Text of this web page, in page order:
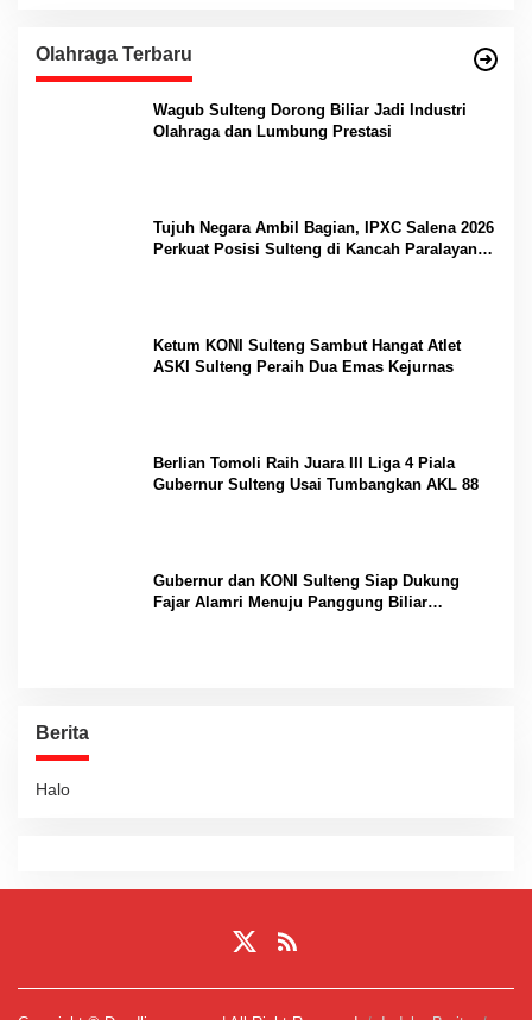
Olahraga Terbaru
Wagub Sulteng Dorong Biliar Jadi Industri
Olahraga dan Lumbung Prestasi
Tujuh Negara Ambil Bagian, IPXC Salena 2026
Perkuat Posisi Sulteng di Kancah Paralayang
Ketum KONI Sulteng Sambut Hangat Atlet
ASKI Sulteng Peraih Dua Emas Kejurnas
Berlian Tomoli Raih Juara III Liga 4 Piala
Gubernur Sulteng Usai Tumbangkan AKL 88
Gubernur dan KONI Sulteng Siap Dukung
Fajar Alamri Menuju Panggung Biliar
Berita
Halo